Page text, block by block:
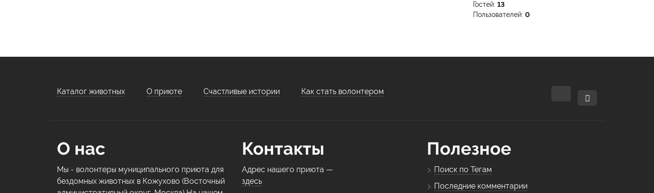
Гостей: 13
Пользователей: 0
Каталог животных О приюте Счастливые истории Как стать волонтером
О нас
Мы - волонтеры муниципального приюта для
бездомных животных в Кожухово (Восточный
Контакты
Адрес нашего приюта —
здесь
Полезное
Поиск по Тегам
Последние комментарии